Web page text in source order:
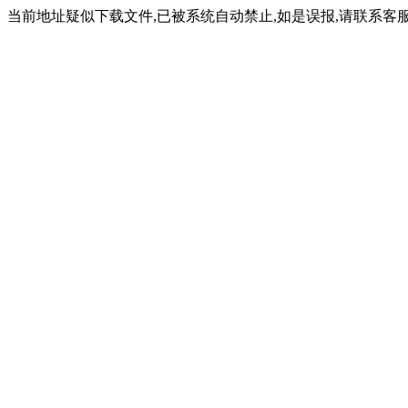
当前地址疑似下载文件,已被系统自动禁止,如是误报,请联系客